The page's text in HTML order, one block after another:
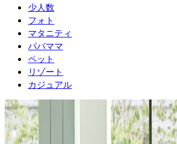
少人数
フォト
マタニティ
パパママ
ペット
リゾート
カジュアル